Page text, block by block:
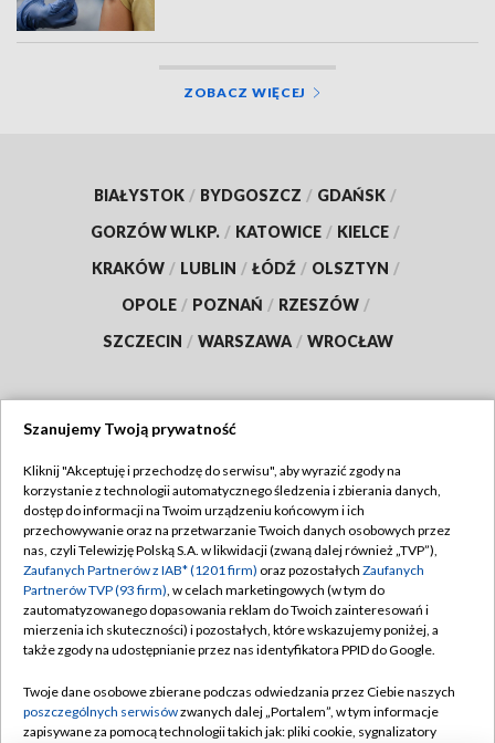
ZOBACZ WIĘCEJ
BIAŁYSTOK / BYDGOSZCZ / GDAŃSK /
GORZÓW WLKP. / KATOWICE / KIELCE /
KRAKÓW / LUBLIN / ŁÓDŹ / OLSZTYN /
OPOLE / POZNAŃ / RZESZÓW /
SZCZECIN / WARSZAWA / WROCŁAW
TVP
Abonament TVP
Emisja w TVP
Centrum informacji TVP
Naziemna Telewizja Cyfrowa
Rada Programowa
Regulamin TVP
Polityka prywatności
Moje zgody
Pomoc
Kontakt
Szanujemy Twoją prywatność
Kliknij "Akceptuję i przechodzę do serwisu", aby wyrazić zgody na
korzystanie z technologii automatycznego śledzenia i zbierania danych,
dostęp do informacji na Twoim urządzeniu końcowym i ich
przechowywanie oraz na przetwarzanie Twoich danych osobowych przez
nas, czyli Telewizję Polską S.A. w likwidacji (zwaną dalej również „TVP”),
Zaufanych Partnerów z IAB* (1201 firm) oraz pozostałych Zaufanych
Partnerów TVP (93 firm), w celach marketingowych (w tym do
zautomatyzowanego dopasowania reklam do Twoich zainteresowań i
mierzenia ich skuteczności) i pozostałych, które wskazujemy poniżej, a
także zgody na udostępnianie przez nas identyfikatora PPID do Google.
Twoje dane osobowe zbierane podczas odwiedzania przez Ciebie naszych
poszczególnych serwisówzwanych dalej „Portalem”, w tym informacje
zapisywane za pomocą technologii takich jak: pliki cookie, sygnalizatory